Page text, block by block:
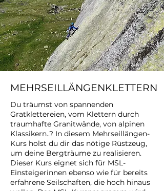
MEHRSEILLÄNGENKLETTERN
Du träumst von spannenden
Gratklettereien, vom Klettern durch
traumhafte Granitwände, von alpinen
Klassikern..? In diesem Mehrseillängen-
Kurs holst du dir das nötige Rüstzeug,
um deine Bergträume zu realisieren.
Dieser Kurs eignet sich für MSL-
Einsteigerinnen ebenso wie für bereits
erfahrene Seilschaften, die hoch hinaus